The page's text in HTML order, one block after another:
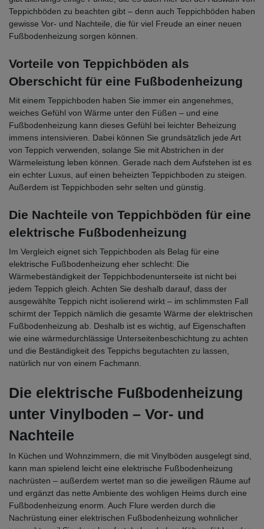
Teppichböden zu beachten gibt – denn auch Teppichböden haben
gewisse Vor- und Nachteile, die für viel Freude an einer neuen
Fußbodenheizung sorgen können.
Vorteile von Teppichböden als
Oberschicht für eine Fußbodenheizung
Mit einem Teppichboden haben Sie immer ein angenehmes,
weiches Gefühl von Wärme unter den Füßen – und eine
Fußbodenheizung kann dieses Gefühl bei leichter Beheizung
immens intensivieren. Dabei können Sie grundsätzlich jede Art
von Teppich verwenden, solange Sie mit Abstrichen in der
Wärmeleistung leben können. Gerade nach dem Aufstehen ist es
ein echter Luxus, auf einen beheizten Teppichboden zu steigen.
Außerdem ist Teppichboden sehr selten und günstig.
Die Nachteile von Teppichböden für eine
elektrische Fußbodenheizung
Im Vergleich eignet sich Teppichboden als Belag für eine
elektrische Fußbodenheizung eher schlecht: Die
Wärmebeständigkeit der Teppichbodenunterseite ist nicht bei
jedem Teppich gleich. Achten Sie deshalb darauf, dass der
ausgewählte Teppich nicht isolierend wirkt – im schlimmsten Fall
schirmt der Teppich nämlich die gesamte Wärme der elektrischen
Fußbodenheizung ab. Deshalb ist es wichtig, auf Eigenschaften
wie eine wärmedurchlässige Unterseitenbeschichtung zu achten
und die Beständigkeit des Teppichs begutachten zu lassen,
natürlich nur von einem Fachmann.
Die elektrische Fußbodenheizung
unter Vinylboden – Vor- und
Nachteile
In Küchen und Wohnzimmern, die mit Vinylböden ausgelegt sind,
kann man spielend leicht eine elektrische Fußbodenheizung
nachrüsten – außerdem wertet man so die jeweiligen Räume auf
und ergänzt das nette Ambiente des wohligen Heims durch eine
Fußbodenheizung enorm. Auch Flure werden durch die
Nachrüstung einer elektrischen Fußbodenheizung wohnlicher